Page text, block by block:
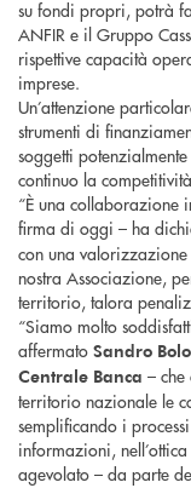
su fondi propri, potrà
ANFIR e il Gruppo
rispettive capacità
imprese.
Un’attenzione
strumenti di
soggetti
continuo la
“È una collaborazione
firma di oggi – ha
con una
nostra Associazione,
territorio, talora
“Siamo molto
affermato Sandro
Centrale Banca –
territorio nazionale le
semplificando i
informazioni,
agevolato – da parte